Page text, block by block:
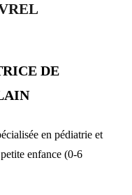
DE
en pédiatrie et
enfance (0-6